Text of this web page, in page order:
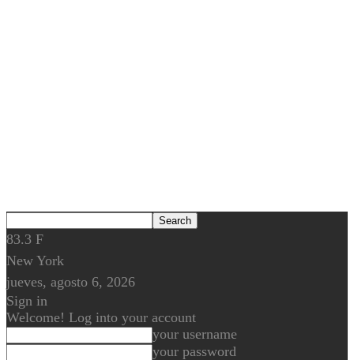
83.3 F
New York
jueves, agosto 6, 2026
Sign in
Welcome! Log into your account
your username
your password